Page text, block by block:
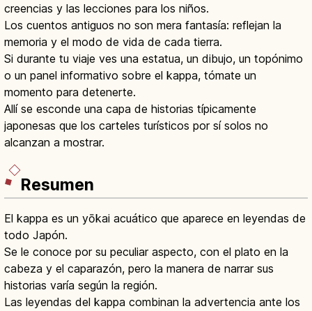
creencias y las lecciones para los niños.
Los cuentos antiguos no son mera fantasía: reflejan la
memoria y el modo de vida de cada tierra.
Si durante tu viaje ves una estatua, un dibujo, un topónimo
o un panel informativo sobre el kappa, tómate un
momento para detenerte.
Allí se esconde una capa de historias típicamente
japonesas que los carteles turísticos por sí solos no
alcanzan a mostrar.
Resumen
El kappa es un yōkai acuático que aparece en leyendas de
todo Japón.
Se le conoce por su peculiar aspecto, con el plato en la
cabeza y el caparazón, pero la manera de narrar sus
historias varía según la región.
Las leyendas del kappa combinan la advertencia ante los